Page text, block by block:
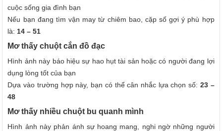
cuộc sống gia đình bạn
Nếu bạn đang tìm vận may từ chiêm bao, cặp số gợi ý phù hợp
là: 14 – 51
Mơ thấy chuột cắn đồ đạc
Hình ảnh này báo hiệu sự hao hụt tài sản hoặc có người đang lợi
dụng lòng tốt của bạn
Dựa vào trường hợp này, bạn có thể cân nhắc lựa chọn số: 23 –
48
Mơ thấy nhiều chuột bu quanh mình
Hình ảnh này phản ánh sự hoang mang, nghi ngờ những người